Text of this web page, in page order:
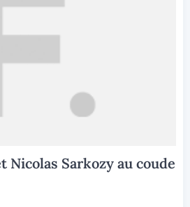
Nicolas Sarkozy au coude